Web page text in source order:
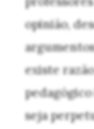
opinião,
existe
seja